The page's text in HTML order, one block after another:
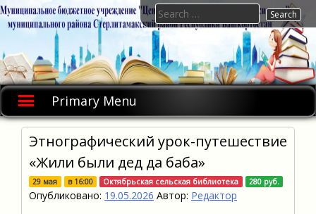
Skip
to
Primary Menu
Search
for:
Этнографический урок-путешествие
«Жили были дед да баба»
29 мая в16:00 Октябрьская сельская библиотека 280 руб.
Опубликовано: 19.05.2026 Автор: Редактор